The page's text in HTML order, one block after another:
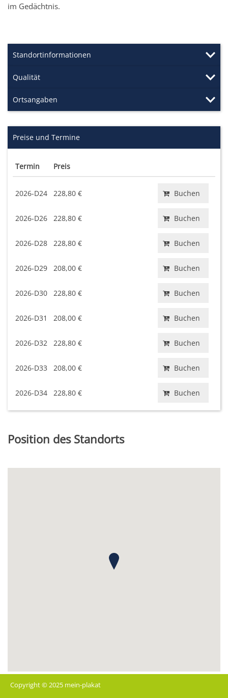
im Gedächtnis.
Standortinformationen
Qualität
Ortsangaben
Preise und Termine
Termin Preis
2026-D24 228,80 € Buchen
2026-D26 228,80 € Buchen
2026-D28 228,80 € Buchen
2026-D29 208,00 € Buchen
2026-D30 228,80 € Buchen
2026-D31 208,00 € Buchen
2026-D32 228,80 € Buchen
2026-D33 208,00 € Buchen
2026-D34 228,80 € Buchen
Position des Standorts
Copyright © 2025 mein-plakat